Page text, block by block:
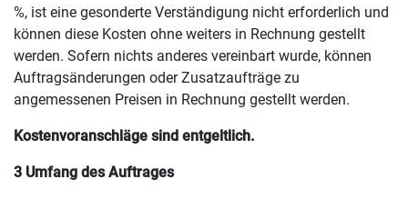
%, ist eine gesonderte Verständigung nicht erforderlich und
können diese Kosten ohne weiters in Rechnung gestellt
werden. Sofern nichts anderes vereinbart wurde, können
Auftragsänderungen oder Zusatzaufträge zu
angemessenen Preisen in Rechnung gestellt werden.
Kostenvoranschläge sind entgeltlich.
3 Umfang des Auftrages